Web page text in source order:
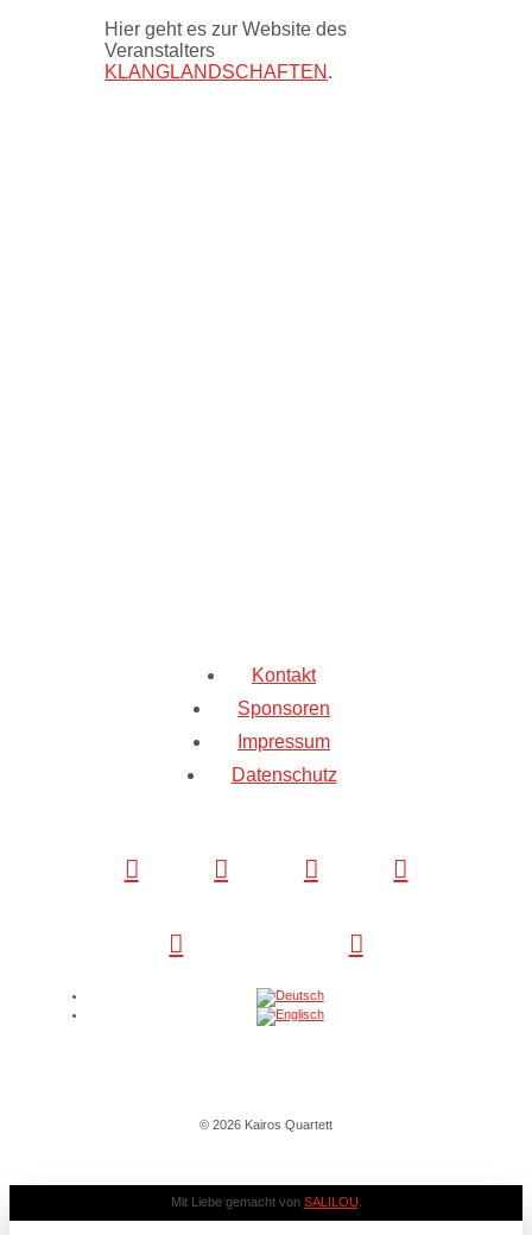
Hier geht es zur Website des
Veranstalters
KLANGLANDSCHAFTEN .
Kontakt
Sponsoren
Impressum
Datenschutz
© 2026 Kairos Quartett
Mit Liebe gemacht von SALILOU